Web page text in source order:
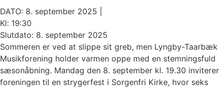
DATO: 8. september 2025 |
Kl: 19:30
Slutdato: 8. september 2025
Sommeren er ved at slippe sit greb, men Lyngby-Taarbæk
Musikforening holder varmen oppe med en stemningsfuld
sæsonåbning. Mandag den 8. september kl. 19.30 inviterer
foreningen til en strygerfest i Sorgenfri Kirke, hvor seks